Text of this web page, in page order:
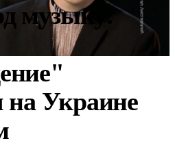
музыку:
на Украине